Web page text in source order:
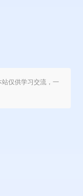
仅供学习交流，一